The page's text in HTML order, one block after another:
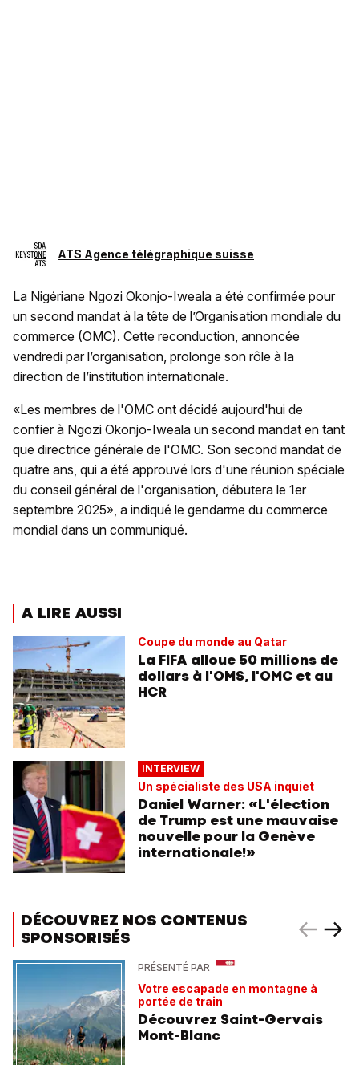
ATS Agence télégraphique suisse
La Nigériane Ngozi Okonjo-Iweala a été confirmée pour
un second mandat à la tête de l’Organisation mondiale du
commerce (OMC). Cette reconduction, annoncée
vendredi par l’organisation, prolonge son rôle à la
direction de l’institution internationale.
«Les membres de l'OMC ont décidé aujourd'hui de
confier à Ngozi Okonjo-Iweala un second mandat en tant
que directrice générale de l'OMC. Son second mandat de
quatre ans, qui a été approuvé lors d'une réunion spéciale
du conseil général de l'organisation, débutera le 1er
septembre 2025», a indiqué le gendarme du commerce
mondial dans un communiqué.
A LIRE AUSSI
Coupe du monde au Qatar
La FIFA alloue 50 millions de
dollars à l'OMS, l'OMC et au
HCR
INTERVIEW
Un spécialiste des USA inquiet
Daniel Warner: «L'élection
de Trump est une mauvaise
nouvelle pour la Genève
internationale!»
DÉCOUVREZ NOS CONTENUS
SPONSORISÉS
PRÉSENTÉ PAR
Votre escapade en montagne à
portée de train
Découvrez Saint-Gervais
Mont-Blanc